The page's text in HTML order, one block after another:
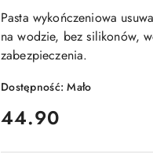
Pasta wykończeniowa
na wodzie, bez silikonów,
zabezpieczenia.
Dostępność:Mało
cena:
44.90